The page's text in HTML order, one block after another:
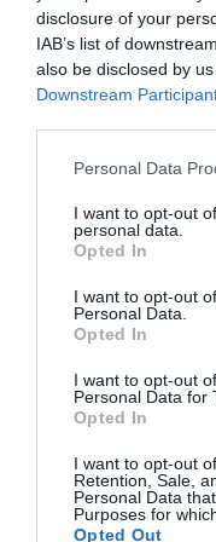
disclosure of your
IAB’s list of
also be disclosed by
Downstream
Personal Data
I want to opt-out
personal data.
Opted In
I want to opt-out
Personal Data.
Opted In
I want to opt-out
Personal Data for
Opted In
I want to opt-out
Retention, Sale,
Personal Data
Purposes for
Opted Out
persona? Así lo
este proyecto,
Carter, mantiene
generación a
“No cambies
tengo escritas en
esta frase aparece
cambies nunca”.
Bien, ¿lo es?
Con el tiempo he
Si no, estás
desaparición, o a